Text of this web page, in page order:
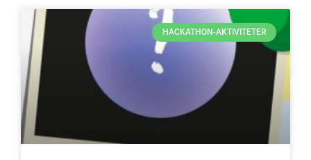
HACKATHON-AKTIVITETER